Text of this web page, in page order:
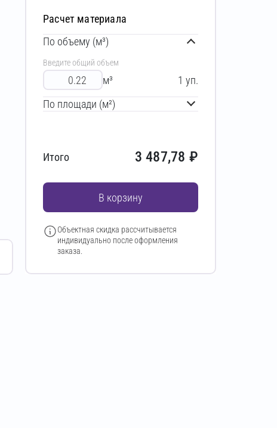
Расчет материала
По объему (м³)
Введите общий объем
м³ 1 уп.
По площади (м²)
Итого 3 487,78 ₽
В корзину
Объектная скидка рассчитывается
индивидуально после оформления
заказа.